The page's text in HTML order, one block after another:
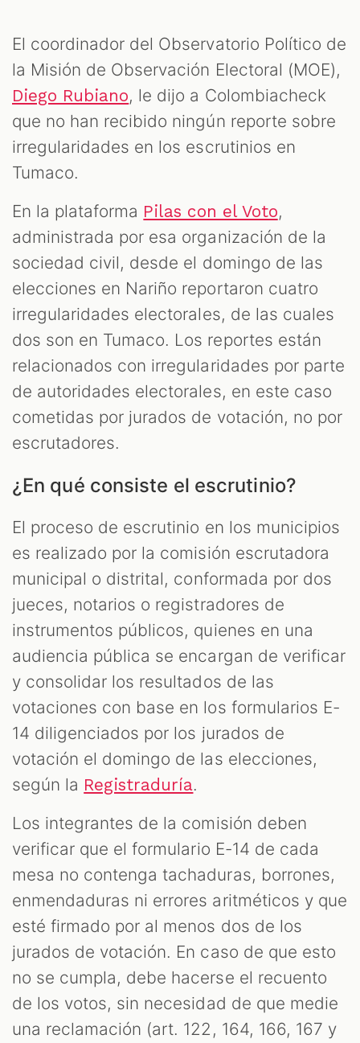
El coordinador del Observatorio Político de
la Misión de Observación Electoral (MOE),
Diego Rubiano, le dijo a Colombiacheck
que no han recibido ningún reporte sobre
irregularidades en los escrutinios en
Tumaco.
En la plataforma Pilas con el Voto,
administrada por esa organización de la
sociedad civil, desde el domingo de las
elecciones en Nariño reportaron cuatro
irregularidades electorales, de las cuales
dos son en Tumaco. Los reportes están
relacionados con irregularidades por parte
de autoridades electorales, en este caso
cometidas por jurados de votación, no por
escrutadores.
¿En qué consiste el escrutinio?
El proceso de escrutinio en los municipios
es realizado por la comisión escrutadora
municipal o distrital, conformada por dos
jueces, notarios o registradores de
instrumentos públicos, quienes en una
audiencia pública se encargan de verificar
y consolidar los resultados de las
votaciones con base en los formularios E-
14 diligenciados por los jurados de
votación el domingo de las elecciones,
según la Registraduría.
Los integrantes de la comisión deben
verificar que el formulario E-14 de cada
mesa no contenga tachaduras, borrones,
enmendaduras ni errores aritméticos y que
esté firmado por al menos dos de los
jurados de votación. En caso de que esto
no se cumpla, debe hacerse el recuento
de los votos, sin necesidad de que medie
una reclamación (art. 122, 164, 166, 167 y